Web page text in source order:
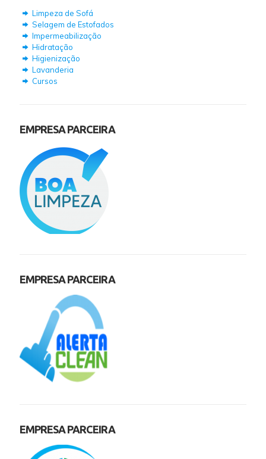
Limpeza de Sofá
Selagem de Estofados
Impermeabilização
Hidratação
Higienização
Lavanderia
Cursos
EMPRESA PARCEIRA
EMPRESA PARCEIRA
EMPRESA PARCEIRA